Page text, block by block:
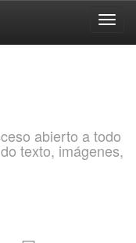
abierto a todo
texto, imágenes,